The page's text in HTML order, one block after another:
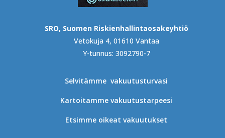
SRO, Suomen Riskienhallintaosakeyhtiö
Vetokuja 4, 01610 Vantaa
Y-tunnus: 3092790-7
Selvitämme vakuutusturvasi
Kartoitamme vakuutustarpeesi
Etsimme oikeat vakuutukset